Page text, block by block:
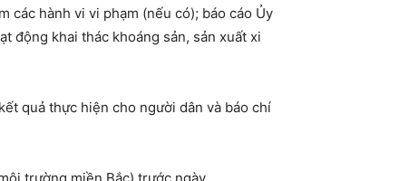
các hành vi vi phạm (nếu có); báo cáo Ủy
động khai thác khoáng sản, sản xuất xi
quả thực hiện cho người dân và báo chí